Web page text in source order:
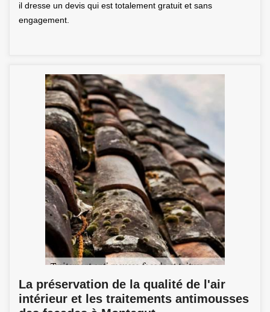
il dresse un devis qui est totalement gratuit et sans
engagement.
La préservation de la qualité de l'air
intérieur et les traitements antimousses